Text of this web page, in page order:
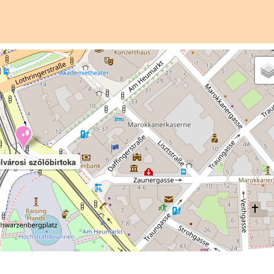
szőlőbirtoka